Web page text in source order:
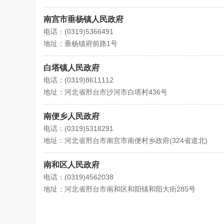
南宫市垂杨镇人民政府
电话：(0319)5366491
地址：垂杨镇府前路1号
白塔镇人民政府
电话：(0319)8611112
地址：河北省邢台市沙河市白塔村436号
南便乡人民政府
电话：(0319)5318291
地址：河北省邢台市南宫市南便村乡政府(324省道北)
南和区人民政府
电话：(0319)4562038
地址：河北省邢台市南和区和阳镇和阳大街285号